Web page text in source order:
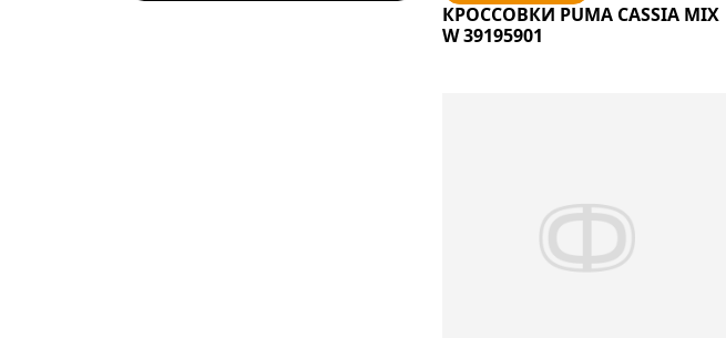
КРОССОВКИ PUMA CASSIA MIX
W 39195901